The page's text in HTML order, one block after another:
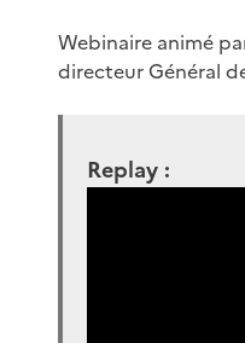
Webinaire animé
directeur Général
Replay :